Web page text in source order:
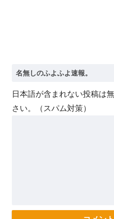
日本語が含まれない投稿は
さい。（スパム対策）